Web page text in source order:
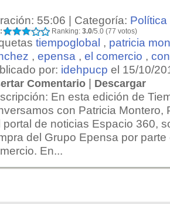
55:06 | Categoría: Política
Ranking: 3.0/5.0 (77 votos)
tiempoglobal , patricia
, epensa , el comercio ,
por: idehpucp el 15/10/
Comentario | Descargar
En esta edición de
con Patricia Montero,
portal de noticias Espacio 360,
del Grupo Epensa por parte
En...